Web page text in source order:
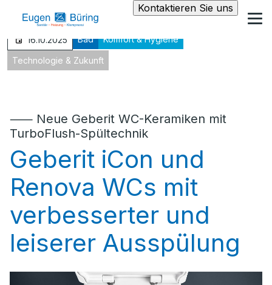
Kontaktieren Sie uns
16.10.2025 Bad Komfort & Hygiene
Technologie & Zukunft
⸺ Neue Geberit WC-Keramiken mit
TurboFlush-Spültechnik
Geberit iCon und
Renova WCs mit
verbesserter und
leiserer Ausspülung